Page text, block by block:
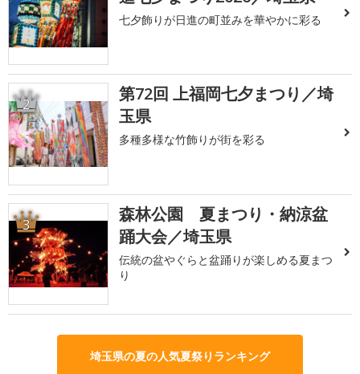
七夕飾りが日進の町並みを華やかに彩る
2
第72回 上福岡七夕まつり／埼
玉県
多種多様な竹飾りが街を彩る
3
森林公園 夏まつり・納涼盆
踊大会／埼玉県
伝統の盆やぐらと盆踊りが楽しめる夏まつ
り
埼玉県の夏の人気夏祭りランキング